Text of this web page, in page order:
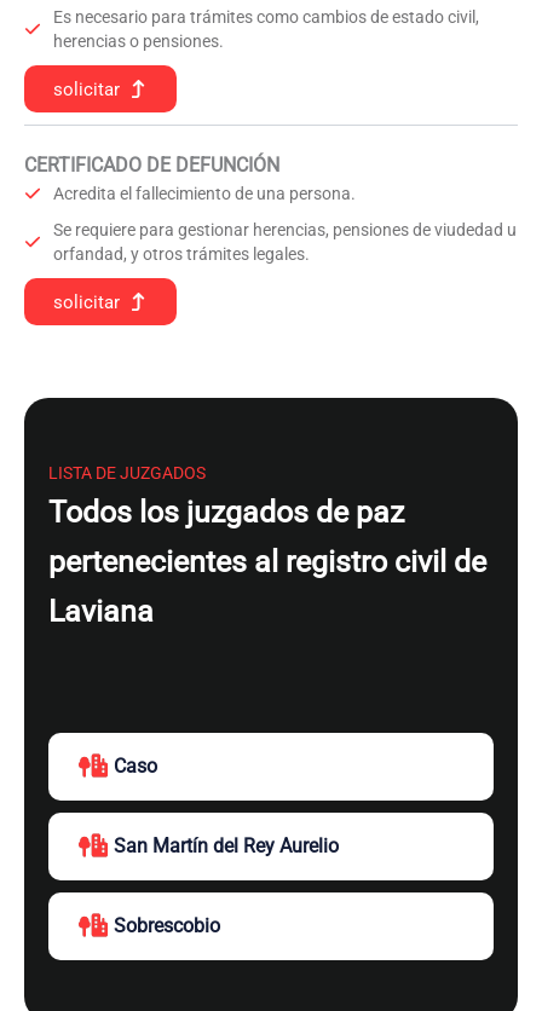
Es necesario para trámites como cambios de estado civil,
herencias o pensiones.
solicitar
CERTIFICADO DE DEFUNCIÓN
Acredita el fallecimiento de una persona.
Se requiere para gestionar herencias, pensiones de viudedad u
orfandad, y otros trámites legales.
solicitar
LISTA DE JUZGADOS
Todos los juzgados de paz
pertenecientes al registro civil de
Laviana
Caso
San Martín del Rey Aurelio
Sobrescobio